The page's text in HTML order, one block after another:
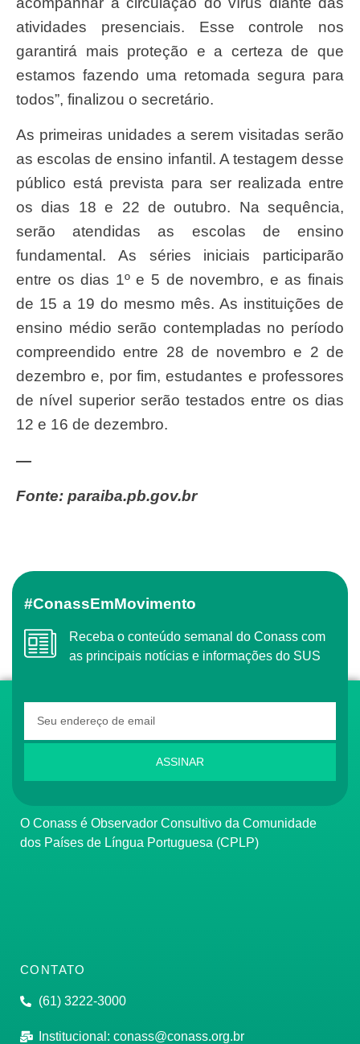
atividades presenciais. Esse controle nos
garantirá mais proteção e a certeza de que
estamos fazendo uma retomada segura para
todos”, finalizou o secretário.
As primeiras unidades a serem visitadas serão
as escolas de ensino infantil. A testagem desse
público está prevista para ser realizada entre
os dias 18 e 22 de outubro. Na sequência,
serão atendidas as escolas de ensino
fundamental. As séries iniciais participarão
entre os dias 1º e 5 de novembro, e as finais
de 15 a 19 do mesmo mês. As instituições de
ensino médio serão contempladas no período
compreendido entre 28 de novembro e 2 de
dezembro e, por fim, estudantes e professores
de nível superior serão testados entre os dias
12 e 16 de dezembro.
—
Fonte: paraiba.pb.gov.br
#ConassEmMovimento
Receba o conteúdo semanal do Conass com
as principais notícias e informações do SUS
ASSINAR
O Conass é Observador Consultivo da Comunidade
dos Países de Língua Portuguesa (CPLP)
CONTATO
(61) 3222-3000
Institucional: conass@conass.org.br